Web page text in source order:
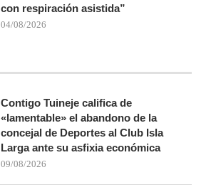
con respiración asistida”
04/08/2026
Contigo Tuineje califica de
«lamentable» el abandono de la
concejal de Deportes al Club Isla
Larga ante su asfixia económica
09/08/2026